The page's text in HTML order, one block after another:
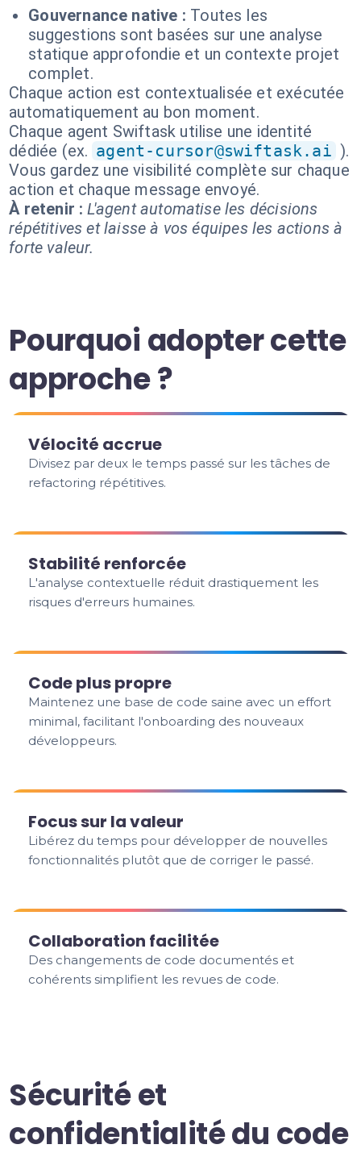
Gouvernance native : Toutes les
suggestions sont basées sur une analyse
statique approfondie et un contexte projet
complet.
Chaque action est contextualisée et exécutée
automatiquement au bon moment.
Chaque agent Swiftask utilise une identité
dédiée (ex. agent-cursor@swiftask.ai ).
Vous gardez une visibilité complète sur chaque
action et chaque message envoyé.
À retenir : L'agent automatise les décisions
répétitives et laisse à vos équipes les actions à
forte valeur.
Pourquoi adopter cette
approche ?
Vélocité accrue
Divisez par deux le temps passé sur les tâches de
refactoring répétitives.
Stabilité renforcée
L'analyse contextuelle réduit drastiquement les
risques d'erreurs humaines.
Code plus propre
Maintenez une base de code saine avec un effort
minimal, facilitant l'onboarding des nouveaux
développeurs.
Focus sur la valeur
Libérez du temps pour développer de nouvelles
fonctionnalités plutôt que de corriger le passé.
Collaboration facilitée
Des changements de code documentés et
cohérents simplifient les revues de code.
Sécurité et
confidentialité du code